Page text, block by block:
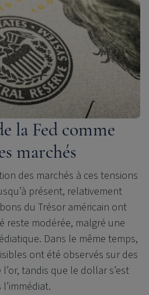
la Fed comme
marchés
des marchés à ces tensions
présent, relativement
du Trésor américain ont
reste modérée, malgré une
Dans le même temps,
ont été observés sur des
tandis que le dollar s’est